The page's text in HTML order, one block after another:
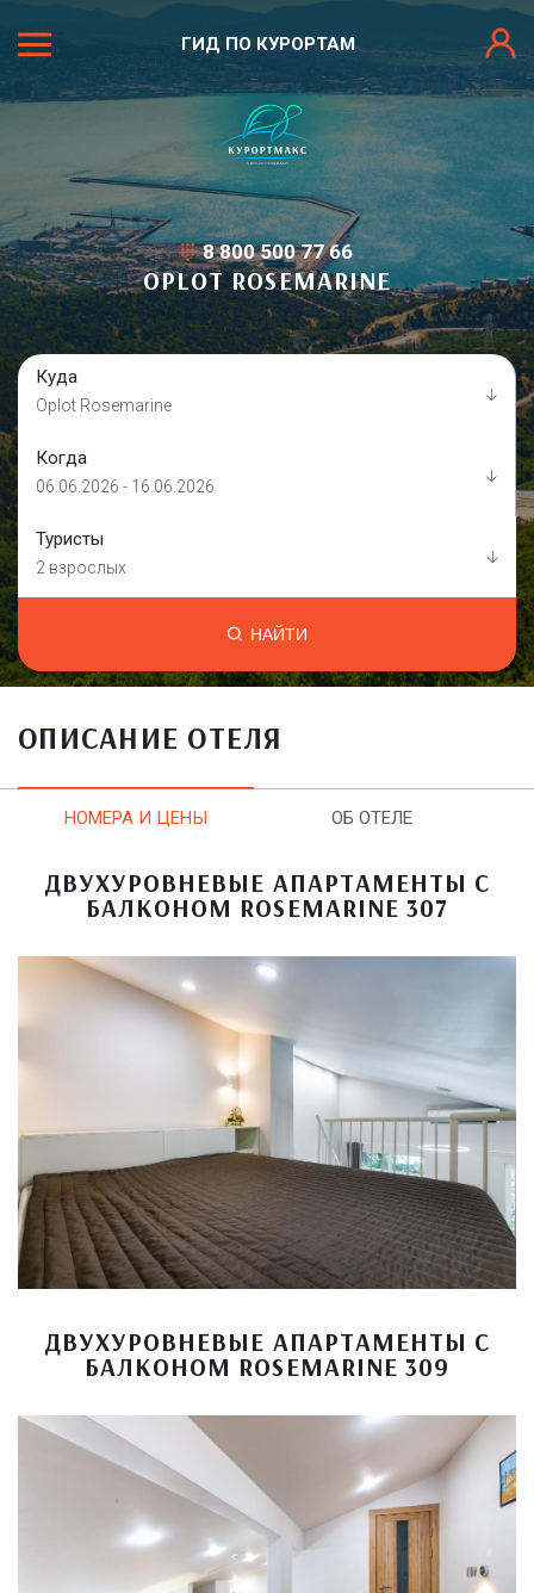
ГИД ПО КУРОРТАМ
8 800 500 77 66
OPLOT ROSEMARINE
Куда
Oplot Rosemarine
Когда
06.06.2026 - 16.06.2026
Туристы
2 взрослых
НАЙТИ
ОПИСАНИЕ ОТЕЛЯ
НОМЕРА И ЦЕНЫ ОБ ОТЕЛЕ
ДВУХУРОВНЕВЫЕ АПАРТАМЕНТЫ С
БАЛКОНОМ ROSEMARINE 307
ДВУХУРОВНЕВЫЕ АПАРТАМЕНТЫ С
БАЛКОНОМ ROSEMARINE 309